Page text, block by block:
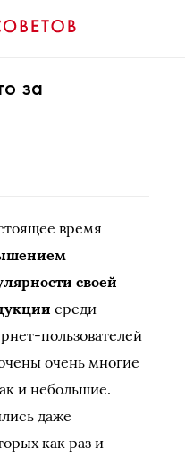
за
время
своей
среди
пользователей
очень многие
и небольшие.
даже
как раз и